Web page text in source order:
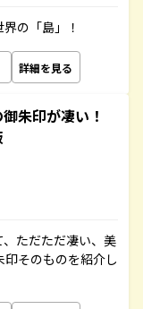
の「島」！
詳細を見る
朱印が凄い！
ただただ凄い、美
そのものを紹介し